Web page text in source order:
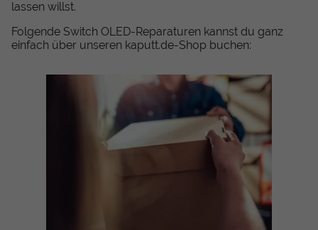
lassen willst.
Folgende Switch OLED-Reparaturen kannst du ganz
einfach über unseren kaputt.de-Shop buchen: